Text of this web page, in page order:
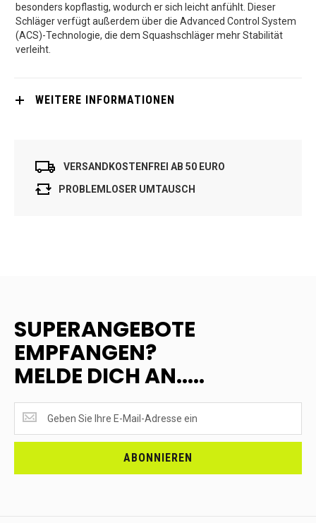
besonders kopflastig, wodurch er sich leicht anfühlt. Dieser
Schläger verfügt außerdem über die Advanced Control System
(ACS)-Technologie, die dem Squashschläger mehr Stabilität
verleiht.
WEITERE INFORMATIONEN
VERSANDKOSTENFREI AB 50 EURO
PROBLEMLOSER UMTAUSCH
SUPERANGEBOTE
EMPFANGEN?
MELDE DICH AN.....
EMPFANGEN?
<br>MELDE
ABONNIEREN